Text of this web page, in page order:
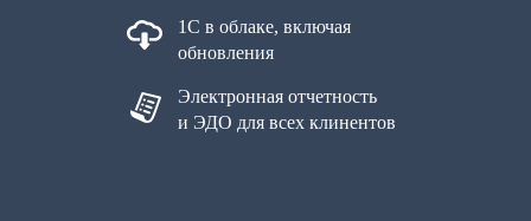
1С в облаке, включая
обновления
Электронная отчетность
и ЭДО для всех клинентов